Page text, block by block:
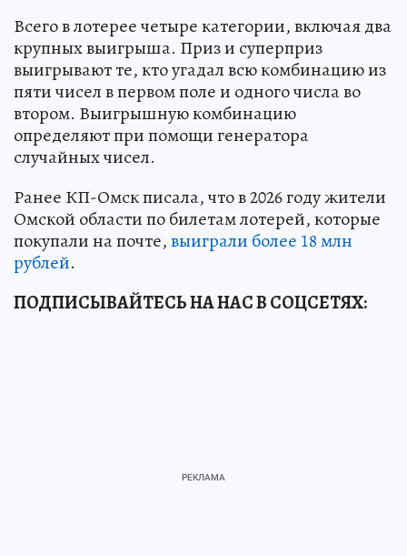
Всего в лотерее четыре категории, включая два
крупных выигрыша. Приз и суперприз
выигрывают те, кто угадал всю комбинацию из
пяти чисел в первом поле и одного числа во
втором. Выигрышную комбинацию
определяют при помощи генератора
случайных чисел.
Ранее КП-Омск писала, что в 2026 году жители
Омской области по билетам лотерей, которые
покупали на почте,выиграли более 18 млн
рублей.
ПОДПИСЫВАЙТЕСЬ НА НАС В СОЦСЕТЯХ: